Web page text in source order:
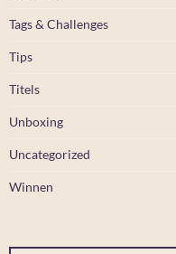
Tags & Challenges
Tips
Titels
Unboxing
Uncategorized
Winnen
Typ je e-mail...